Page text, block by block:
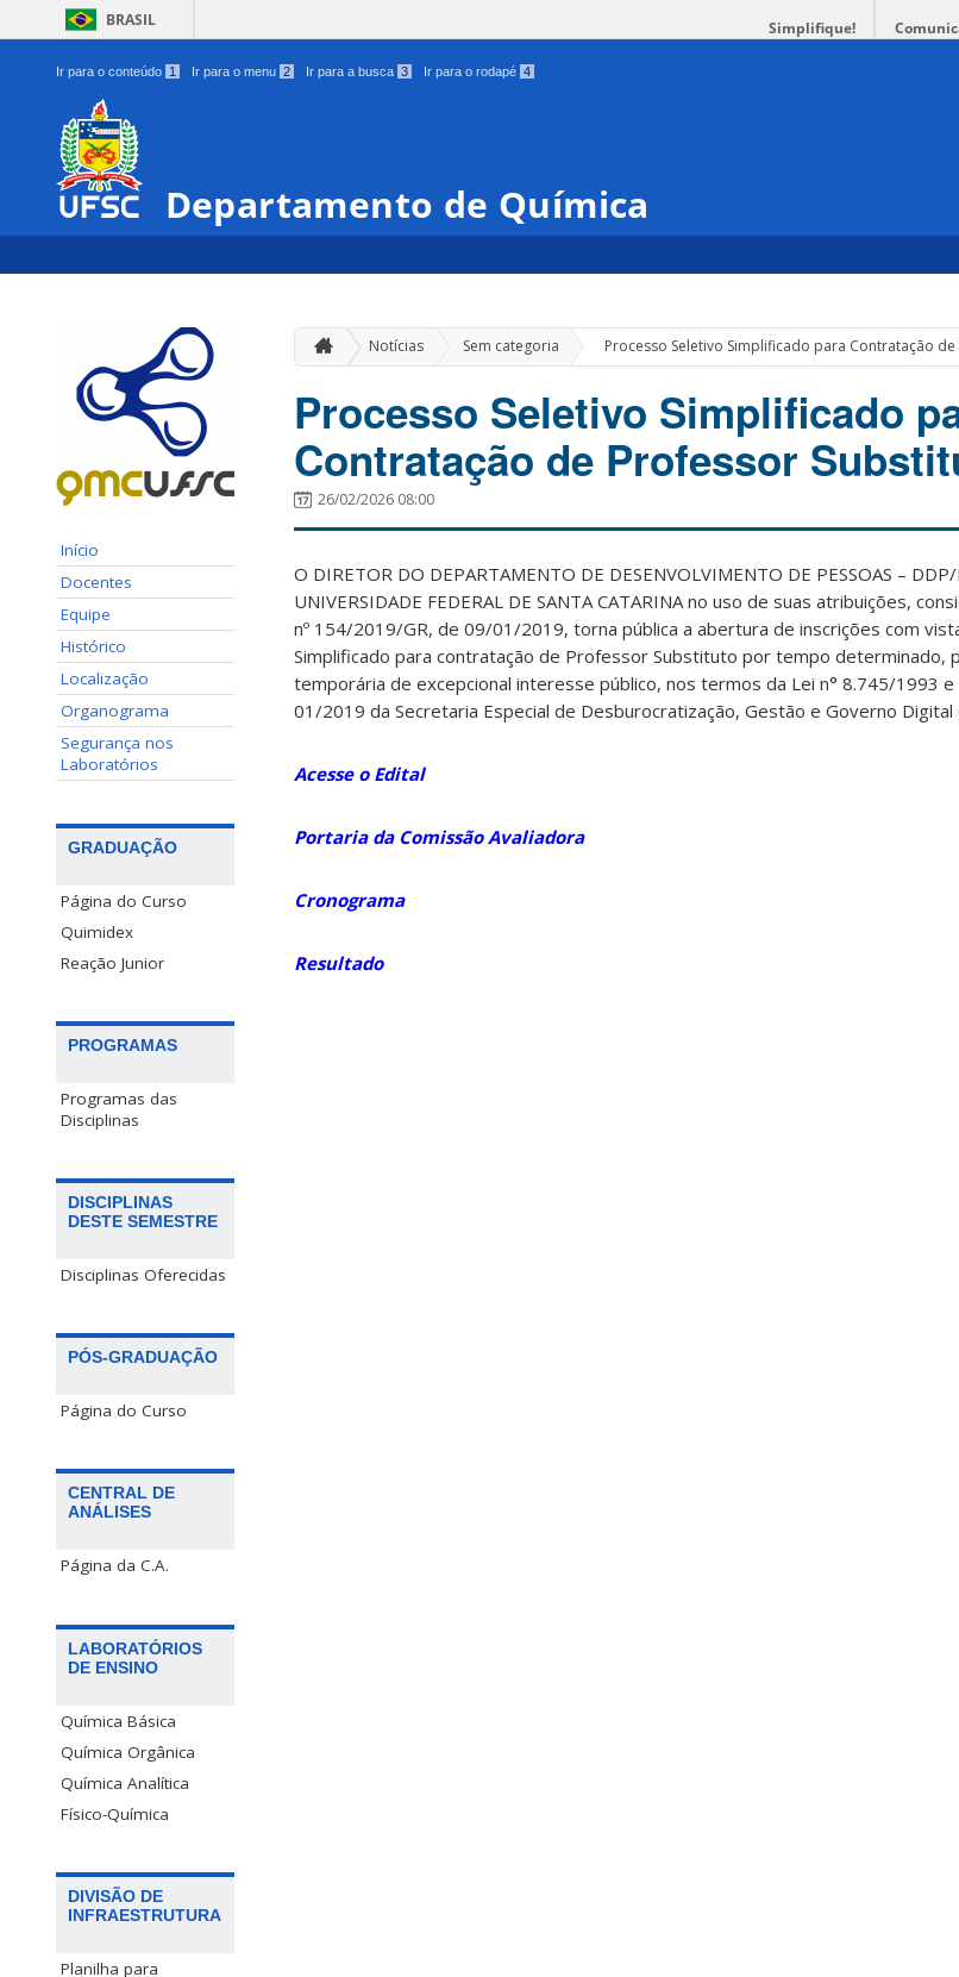
BRASIL Simplifique!
Ir para o conteúdo 1 Ir para o menu 2 Ir para a busca 3 Ir para o rodapé 4
Departamento de Química
Início
Docentes
Equipe
Histórico
Localização
Organograma
Segurança nos
Laboratórios
GRADUAÇÃO
Página do Curso
Quimidex
Reação Junior
PROGRAMAS
Programas das
Disciplinas
DISCIPLINAS
DESTE SEMESTRE
Disciplinas Oferecidas
PÓS-GRADUAÇÃO
Página do Curso
CENTRAL DE
ANÁLISES
Página da C.A.
LABORATÓRIOS
DE ENSINO
Química Básica
Química Orgânica
Química Analítica
Físico-Química
DIVISÃO DE
INFRAESTRUTURA
Planilha para
Notícias Sem categoria » Processo Seletivo Simplificado para Contratação
Processo Seletivo Simplificado
Contratação de Professor
26/02/2026 08:00
O DIRETOR DO DEPARTAMENTO DE DESENVOLVIMENTO DE PESSOAS –
UNIVERSIDADE FEDERAL DE SANTA CATARINA no uso de suas atribuições,
nº 154/2019/GR, de 09/01/2019, torna pública a abertura de inscrições com
Simplificado para contratação de Professor Substituto por tempo determinado,
temporária de excepcional interesse público, nos termos da Lei n° 8.745/1993 e
01/2019 da Secretaria Especial de Desburocratização, Gestão e Governo Digital
Acesse o Edital
Portaria da Comissão Avaliadora
Cronograma
Resultado